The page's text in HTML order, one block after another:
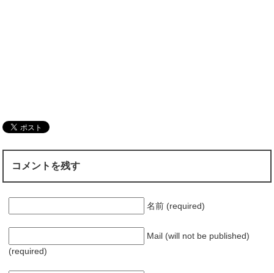
コメントを残す
名前 (required)
Mail (will not be published)
(required)